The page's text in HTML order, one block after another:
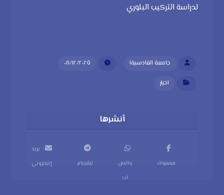
لدراسة التركيب البلوري
جامعة القادسية١ ٠٨/١٢/٢٠٢٥
اخبار
فيسبوك
واتس
اب
تيليجرام
بريد
إلكتروني